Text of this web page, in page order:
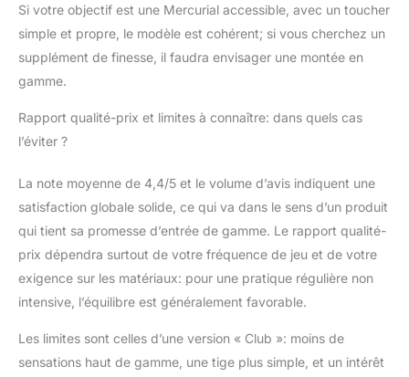
Si votre objectif est une Mercurial accessible, avec un toucher
simple et propre, le modèle est cohérent; si vous cherchez un
supplément de finesse, il faudra envisager une montée en
gamme.
Rapport qualité-prix et limites à connaître: dans quels cas
l’éviter ?
La note moyenne de 4,4/5 et le volume d’avis indiquent une
satisfaction globale solide, ce qui va dans le sens d’un produit
qui tient sa promesse d’entrée de gamme. Le rapport qualité-
prix dépendra surtout de votre fréquence de jeu et de votre
exigence sur les matériaux: pour une pratique régulière non
intensive, l’équilibre est généralement favorable.
Les limites sont celles d’une version « Club »: moins de
sensations haut de gamme, une tige plus simple, et un intérêt